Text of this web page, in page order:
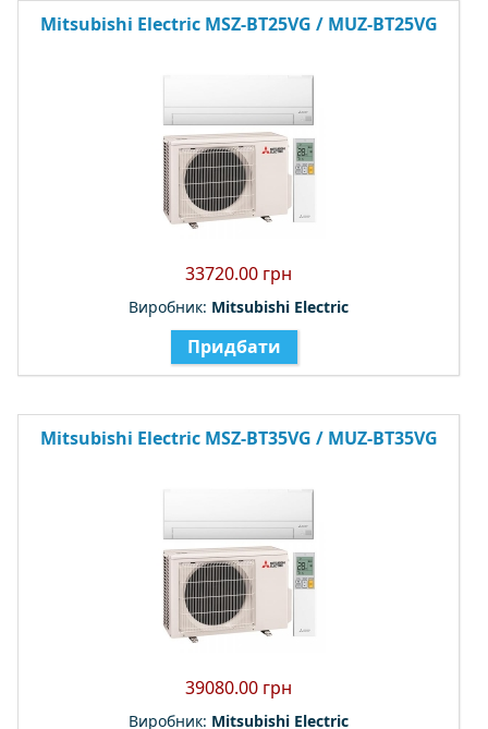
Mitsubishi Electric MSZ-BT25VG / MUZ-BT25VG
33720.00 грн
Виробник: Mitsubishi Electric
Придбати
Mitsubishi Electric MSZ-BT35VG / MUZ-BT35VG
39080.00 грн
Виробник: Mitsubishi Electric